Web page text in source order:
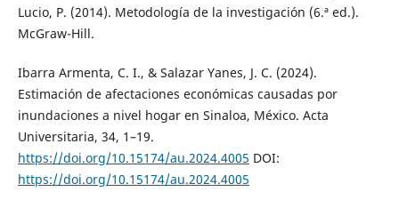
Lucio, P. (2014). Metodología de la investigación (6.ª ed.).
McGraw-Hill.
Ibarra Armenta, C. I., & Salazar Yanes, J. C. (2024).
Estimación de afectaciones económicas causadas por
inundaciones a nivel hogar en Sinaloa, México. Acta
Universitaria, 34, 1–19.
https://doi.org/10.15174/au.2024.4005 DOI:
https://doi.org/10.15174/au.2024.4005